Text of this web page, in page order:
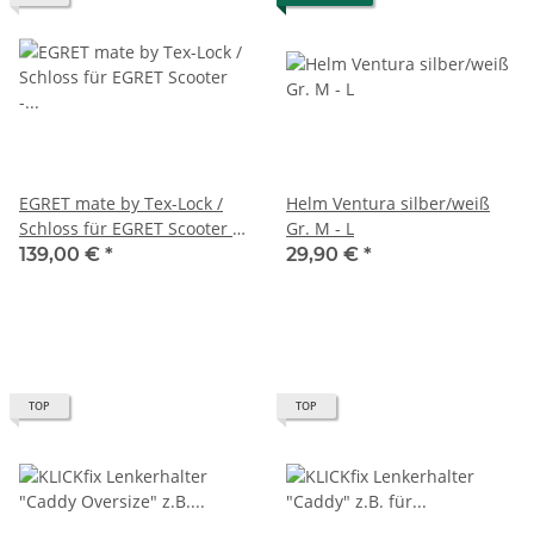
EGRET mate by Tex-Lock /
Schloss für EGRET Scooter -
die "Schlange" ;-)
139,00 € *
Helm Ventura silber/weiß
Gr. M - L
29,90 € *
TOP TOP